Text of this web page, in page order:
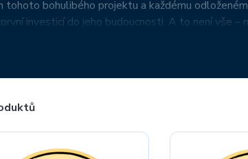
tohoto bohulibého projektu a každému
investicí do jeho budoucnosti. A to není vše
štědrou finanční částkou.